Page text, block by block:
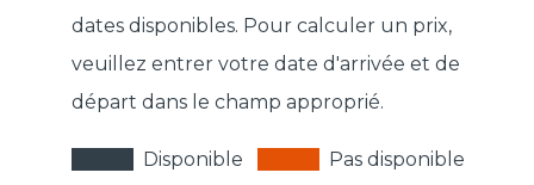
dates disponibles. Pour calculer un prix,
veuillez entrer votre date d'arrivée et de
départ dans le champ approprié.
Disponible Pas disponible